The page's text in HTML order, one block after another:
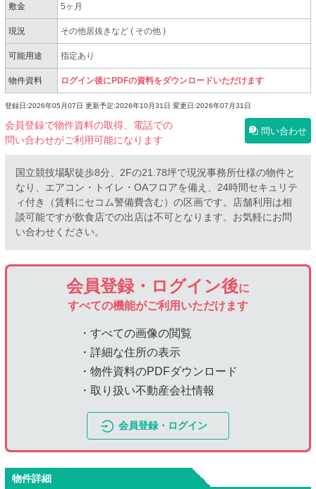
敷金 5ヶ月
現況 その他居抜きなど( その他)
可能用途 指定あり
物件資料 ログイン後にPDFの資料をダウンロードいただけます
登録日:2026年05月07日 更新予定:2026年10月31日 変更日:2026年07月31日
会員登録で物件資料の取得、電話での
問い合わせがご利用可能になります
問い合わせ
国立競技場駅徒歩8分、2Fの21.78坪で現況事務所仕様の物件と
なり、エアコン・トイレ・OAフロアを備え、24時間セキュリテ
ィ付き（賃料にセコム警備費含む）の区画です。店舗利用は相
談可能ですが飲食店での出店は不可となります。お気軽にお問
い合わせください。
会員登録・ログイン後に
すべての機能がご利用いただけます
・すべての画像の閲覧
・詳細な住所の表示
・物件資料のPDFダウンロード
・取り扱い不動産会社情報
会員登録・ログイン
物件詳細